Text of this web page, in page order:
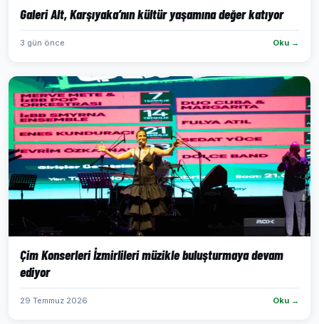
Galeri Alt, Karşıyaka’nın kültür yaşamına değer katıyor
3 gün önce Oku →
Çim Konserleri İzmirlileri müzikle buluşturmaya devam
ediyor
29 Temmuz 2026 Oku →